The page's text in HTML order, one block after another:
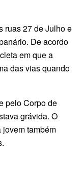
ruas 27 de Julho e
De acordo
em que a
das vias quando
pelo Corpo de
grávida. O
jovem também